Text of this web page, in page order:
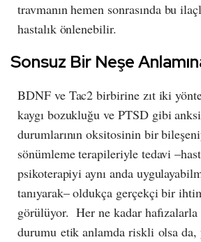
travmanın hemen sonrasında bu
hastalık önlenebilir.
Sonsuz Bir Neşe
BDNF ve Tac2 birbirine zıt iki
kaygı bozukluğu ve PTSD gibi
durumlarının oksitosinin bir
sönümleme terapileriyle tedavi
psikoterapiyi aynı anda
tanıyarak– oldukça gerçekçi bir
görülüyor. Her ne kadar hafızalarla
durumu etik anlamda riskli olsa da,